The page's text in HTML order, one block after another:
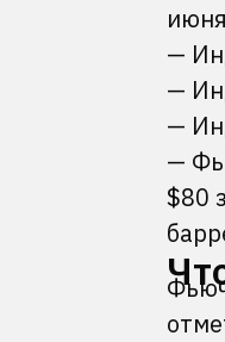
—
—
—
—
$80